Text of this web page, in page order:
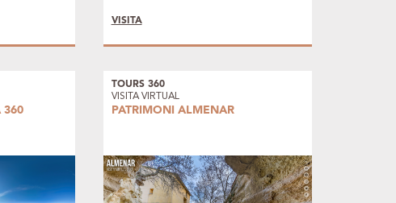
arqueològics, construccions de pedra,
VISITA
360
TOURS 360
VISITA VIRTUAL
PATRIMONI ALMENAR